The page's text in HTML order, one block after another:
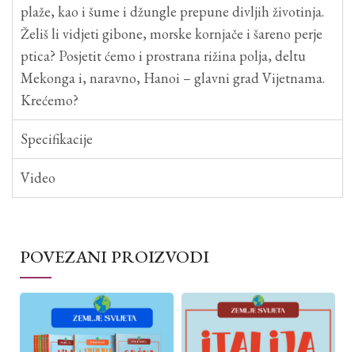
plaže, kao i šume i džungle prepune divljih životinja.
Želiš li vidjeti gibone, morske kornjače i šareno perje
ptica? Posjetit ćemo i prostrana rižina polja, deltu
Mekonga i, naravno, Hanoi – glavni grad Vijetnama.
Krećemo?
Specifikacije
Video
POVEZANI PROIZVODI